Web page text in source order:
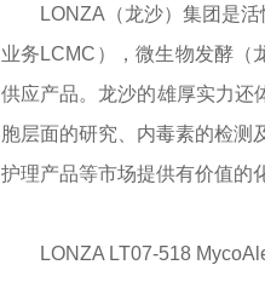
LONZA（龙沙）集团是
业务LCMC），微生物发酵（
供应产品。龙沙的雄厚实力还
胞层面的研究、内毒素的检测
护理产品等市场提供有价值的
LONZA LT07-518